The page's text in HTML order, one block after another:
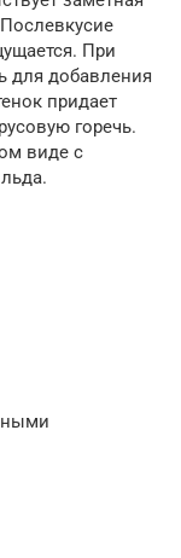
При
для добавления
придает
горечь.
виде с